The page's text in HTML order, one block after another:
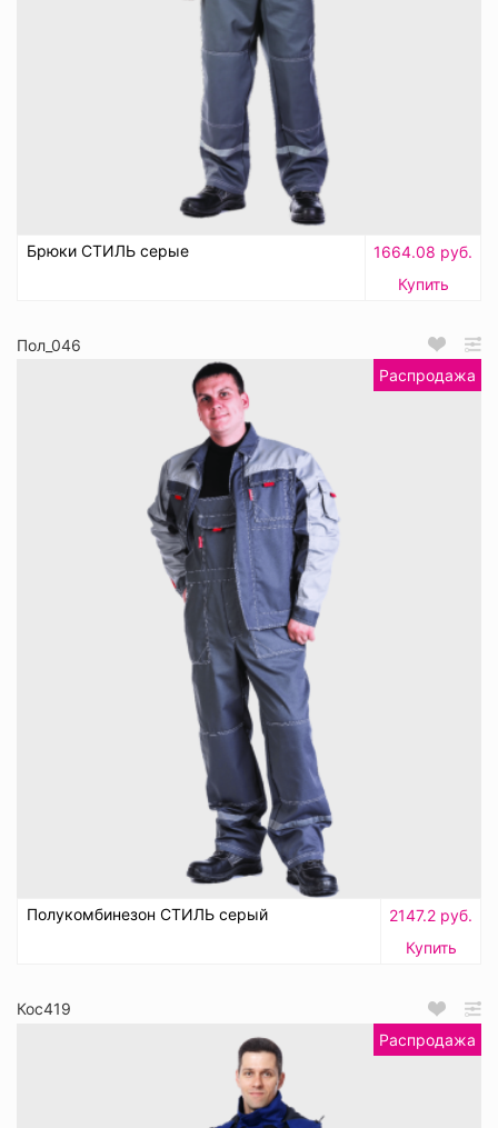
Брюки СТИЛЬ серые
1664.08 руб.
Купить
Пол_046
Распродажа
Полукомбинезон СТИЛЬ серый
2147.2 руб.
Купить
Кос419
Распродажа